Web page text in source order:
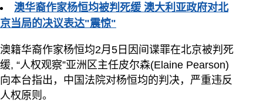
澳华裔作家杨恒均被判死缓 澳大利亚政府对北
京当局的决议表达"震惊"
澳籍华裔作家杨恒均2月5日因间谍罪在北京被判死
缓, “人权观察”亚洲区主任皮尔森(Elaine Pearson)
向本台指出，中国法院对杨恒均的判决，严重违反
人权原则。